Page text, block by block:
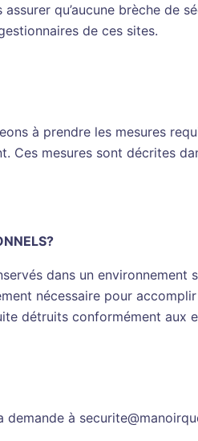
qu’aucune brèche de
de ces sites.
à prendre les mesures
Ces mesures sont décrites
dans un environnement
nécessaire pour
détruits conformément aux
à